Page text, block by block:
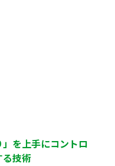
」を上手にコントロ
る技術